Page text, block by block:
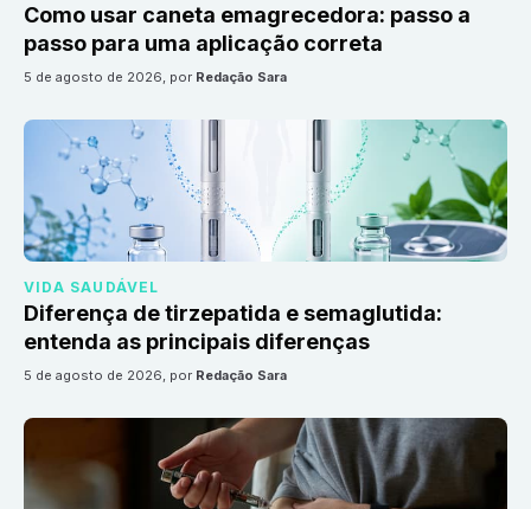
Como usar caneta emagrecedora: passo a
passo para uma aplicação correta
5 de agosto de 2026, por Redação Sara
VIDA SAUDÁVEL
Diferença de tirzepatida e semaglutida:
entenda as principais diferenças
5 de agosto de 2026, por Redação Sara